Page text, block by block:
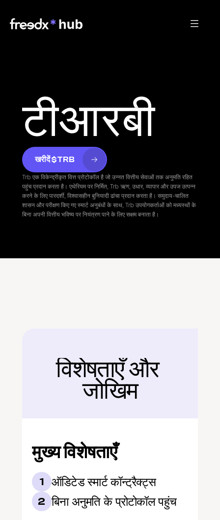
टीआरबी
खरीदें $TRB
Trb एक विकेन्द्रीकृत वित्त प्रोटोकॉल है जो उन्नत वित्तीय सेवाओं तक अनुमति रहित
पहुंच प्रदान करता है। एथेरियम पर निर्मित, Trb ऋण, उधार, व्यापार और उपज उत्पन्न
करने के लिए पारदर्शी, विश्वासहीन बुनियादी ढांचा प्रदान करता है। समुदाय-चालित
शासन और परीक्षण किए गए स्मार्ट अनुबंधों के साथ, Trb उपयोगकर्ताओं को मध्यस्थों के
बिना अपनी वित्तीय भविष्य पर नियंत्रण पाने के लिए सक्षम बनाता है।
बैक
विशेषताएँ और
जोखिम
मुख्य विशेषताएँ
1 ऑडिटेड स्मार्ट कॉन्ट्रैक्ट्स
2 बिना अनुमति के प्रोटोकॉल पहुंच